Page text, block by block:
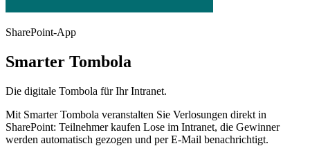
SharePoint-App
Smarter Tombola
Die digitale Tombola für Ihr Intranet.
Mit Smarter Tombola veranstalten Sie Verlosungen direkt in
SharePoint: Teilnehmer kaufen Lose im Intranet, die Gewinner
werden automatisch gezogen und per E-Mail benachrichtigt.